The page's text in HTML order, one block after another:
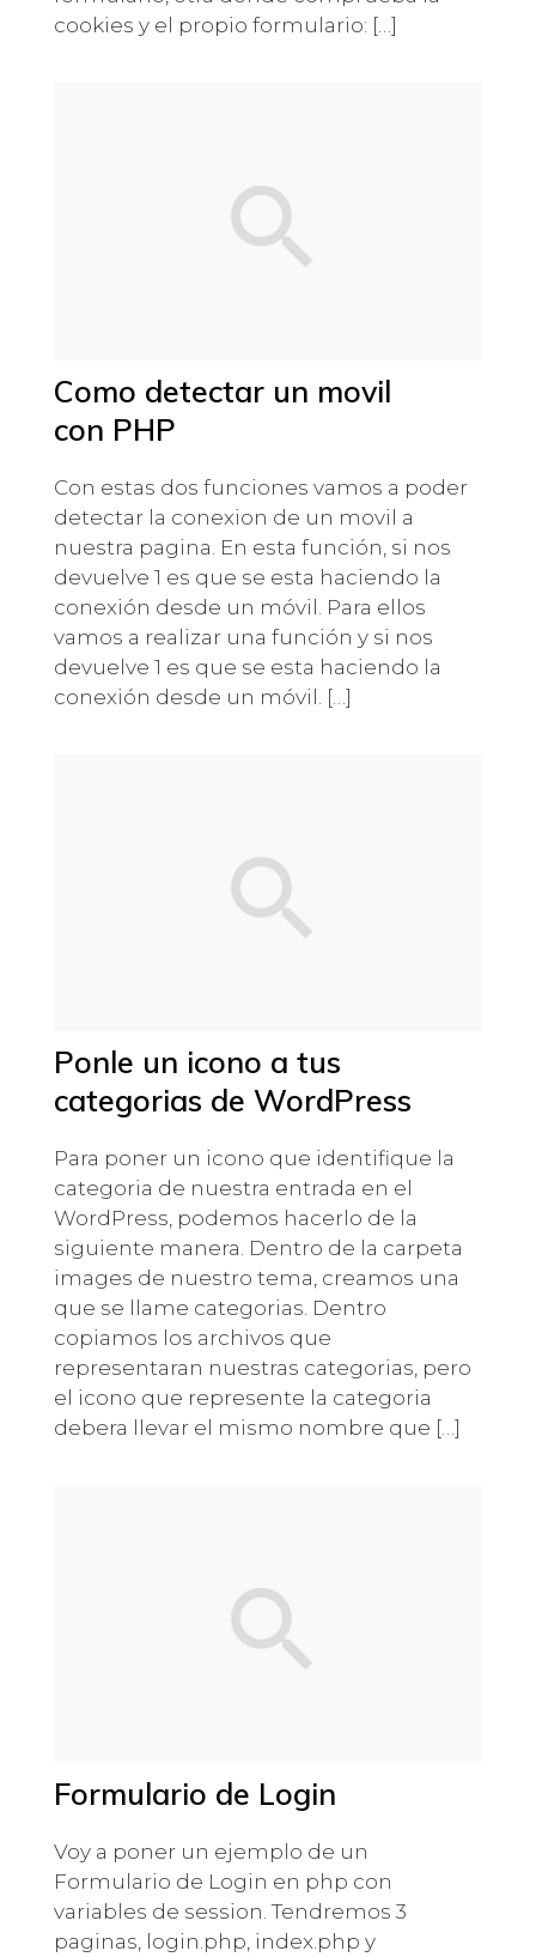
cookies y el propio formulario: […]
Como detectar un movil
con PHP
Con estas dos funciones vamos a poder
detectar la conexion de un movil a
nuestra pagina. En esta función, si nos
devuelve 1 es que se esta haciendo la
conexión desde un móvil. Para ellos
vamos a realizar una función y si nos
devuelve 1 es que se esta haciendo la
conexión desde un móvil. […]
Ponle un icono a tus
categorias de WordPress
Para poner un icono que identifique la
categoria de nuestra entrada en el
WordPress, podemos hacerlo de la
siguiente manera. Dentro de la carpeta
images de nuestro tema, creamos una
que se llame categorias. Dentro
copiamos los archivos que
representaran nuestras categorias, pero
el icono que represente la categoria
debera llevar el mismo nombre que […]
Formulario de Login
Voy a poner un ejemplo de un
Formulario de Login en php con
variables de session. Tendremos 3
paginas, login.php, index.php y